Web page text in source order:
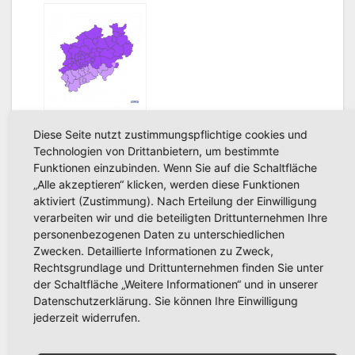
Arnsberg:
Amtliche
Warnung vor
Gewitter gilt
aktuell
Donnerstag
Hitzewarnung
für Arnsberg:
Starke
Wärmebelastu
ng am Freitag
Beitragsnavigation
DWD-
Hitzewarnung
für Arnsberg:
Starke
Wärmebelastung
Sommer-Lese-Club
2026: Anmeldungen
ab 14. Juli in allen
Arnsberger
Stadtbibliotheken
möglich
Diese Seite nutzt zustimmungspflichtige cookies und
Technologien von Drittanbietern, um bestimmte
Funktionen einzubinden. Wenn Sie auf die Schaltfläche
„Alle akzeptieren“ klicken, werden diese Funktionen
aktiviert (Zustimmung). Nach Erteilung der Einwilligung
verarbeiten wir und die beteiligten Drittunternehmen Ihre
personenbezogenen Daten zu unterschiedlichen
Zwecken. Detaillierte Informationen zu Zweck,
Rechtsgrundlage und Drittunternehmen finden Sie unter
der Schaltfläche „Weitere Informationen“ und in unserer
Datenschutzerklärung. Sie können Ihre Einwilligung
jederzeit widerrufen.